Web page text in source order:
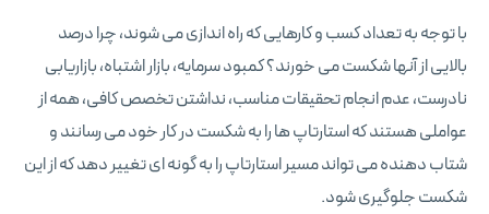
با توجه به تعداد کسب و کارهایی که راه اندازی می شوند، چرا درصد
بالایی از آنها شکست می خورند؟ کمبود سرمایه، بازار اشتباه، بازاریابی
نادرست، عدم انجام تحقیقات مناسب، نداشتن تخصص کافی، همه از
عواملی هستند که استارتاپ ها را به شکست در کار خود می رسانند و
شتاب دهنده می تواند مسیر استارتاپ را به گونه ای تغییر دهد که از این
شکست جلوگیری شود.